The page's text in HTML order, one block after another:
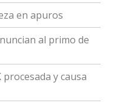
en apuros
al primo de
procesada y causa